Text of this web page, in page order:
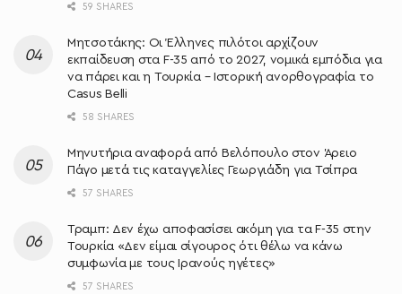
59 SHARES
Μητσοτάκης: Oι Έλληνες πιλότοι αρχίζουν
εκπαίδευση στα F-35 από το 2027, νομικά εμπόδια για
να πάρει και η Τουρκία – Ιστορική ανορθογραφία το
Casus Belli
58 SHARES
Μηνυτήρια αναφορά από Βελόπουλο στον Άρειο
Πάγο μετά τις καταγγελίες Γεωργιάδη για Τσίπρα
57 SHARES
Τραμπ: Δεν έχω αποφασίσει ακόμη για τα F-35 στην
Τουρκία «Δεν είμαι σίγουρος ότι θέλω να κάνω
συμφωνία με τους Ιρανούς ηγέτες»
57 SHARES